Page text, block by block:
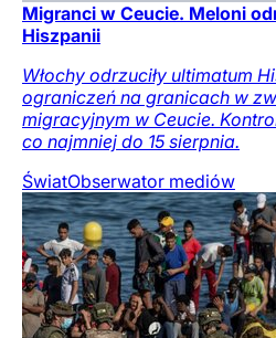
Migranci w Ceucie. Meloni
Hiszpanii
Włochy odrzuciły ultimatum
ograniczeń na granicach w
migracyjnym w Ceucie.
co najmniej do 15 sierpnia.
ŚwiatObserwator mediów